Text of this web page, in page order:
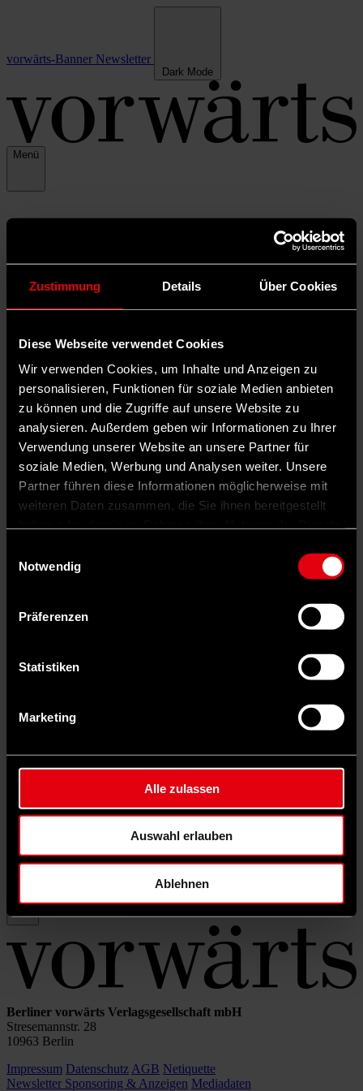
Zustimmung Details Über Cookies
Diese Webseite verwendet Cookies
Wir verwenden Cookies, um Inhalte und Anzeigen zu
personalisieren, Funktionen für soziale Medien anbieten
zu können und die Zugriffe auf unsere Website zu
analysieren. Außerdem geben wir Informationen zu Ihrer
Verwendung unserer Website an unsere Partner für
soziale Medien, Werbung und Analysen weiter. Unsere
Partner führen diese Informationen möglicherweise mit
weiteren Daten zusammen, die Sie ihnen bereitgestellt
Notwendig
Präferenzen
Statistiken
Marketing
Alle zulassen
Auswahl erlauben
Ablehnen
vorwärts-Banner Newsletter
Dark Mode
Menü
Rubrik filtern Schlagwörter filtern Autor*in filtern
Berliner vorwärts Verlagsgesellschaft mbH
Stresemannstr. 28
10963 Berlin
Impressum Datenschutz AGB Netiquette
Newsletter Sponsoring & Anzeigen Mediadaten